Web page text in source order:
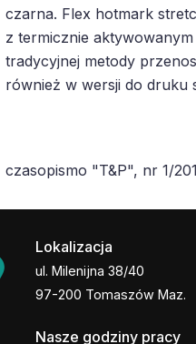
czarna. Flex hotmark
z termicznie
tradycyjnej metody
również w wersji do druku
czasopismo "T&P", nr 1/
Lokalizacja
ul. Milenijna 38/40
97-200 Tomaszów Maz.
Nasze godziny pracy